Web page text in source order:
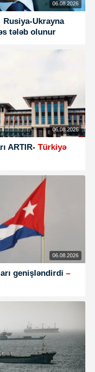
06.08.2026
Rusiya-Ukrayna
tələb olunur
06.08.2026
ARTIR- Türkiyə
06.08.2026
genişləndirdi –